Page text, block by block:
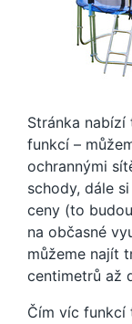
Stránka
funkcí –
ochrannými
schody, dále
ceny (to
na občasné
můžeme najít
centimetrů až
Čím víc funkcí